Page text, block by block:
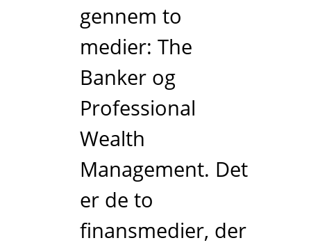
gennem to
medier: The
Banker og
Professional
Wealth
Management. Det
er de to
finansmedier, der